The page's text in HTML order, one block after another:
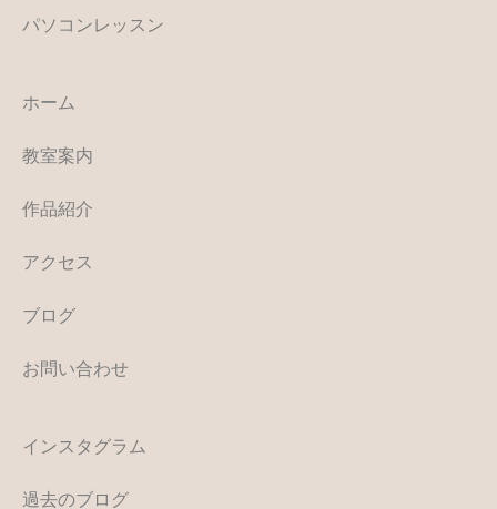
パソコンレッスン
ホーム
教室案内
作品紹介
アクセス
ブログ
お問い合わせ
インスタグラム
過去のブログ